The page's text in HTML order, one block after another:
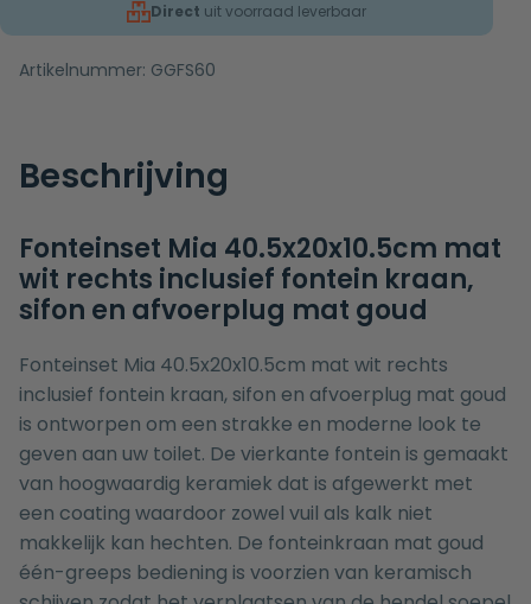
Direct uit voorraad leverbaar
Artikelnummer: GGFS60
Beschrijving
Fonteinset Mia 40.5x20x10.5cm mat
wit rechts inclusief fontein kraan,
sifon en afvoerplug mat goud
Fonteinset Mia 40.5x20x10.5cm mat wit rechts
inclusief fontein kraan, sifon en afvoerplug mat goud
is ontworpen om een strakke en moderne look te
geven aan uw toilet. De vierkante fontein is gemaakt
van hoogwaardig keramiek dat is afgewerkt met
een coating waardoor zowel vuil als kalk niet
makkelijk kan hechten. De fonteinkraan mat goud
één-greeps bediening is voorzien van keramisch